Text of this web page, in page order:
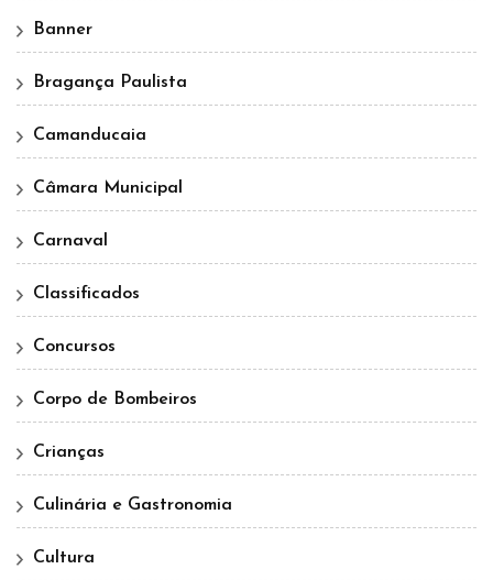
Banner
Bragança Paulista
Camanducaia
Câmara Municipal
Carnaval
Classificados
Concursos
Corpo de Bombeiros
Crianças
Culinária e Gastronomia
Cultura